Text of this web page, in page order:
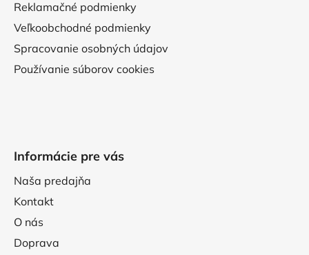
Reklamačné podmienky
Veľkoobchodné podmienky
Spracovanie osobných údajov
Používanie súborov cookies
Informácie pre vás
Naša predajňa
Kontakt
O nás
Doprava